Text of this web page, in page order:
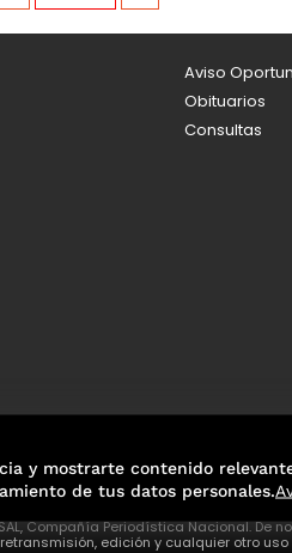
Aviso
Obituarios
Consultas
Compañía Periodística Nacional.
retransmisión, edición y cualquier otro
y mostrarte contenido
de tus datos personales.